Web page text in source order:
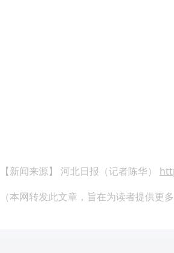
【新闻来源】 河北日报（记者陈华）
（本网转发此文章，旨在为读者提供更